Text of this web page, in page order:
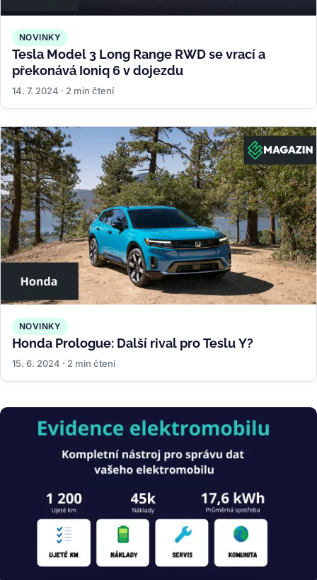
NOVINKY
Tesla Model 3 Long Range RWD se vrací a
překonává Ioniq 6 v dojezdu
14. 7. 2024 · 2 min čtení
NOVINKY
Honda Prologue: Další rival pro Teslu Y?
15. 6. 2024 · 2 min čtení
Obrázek